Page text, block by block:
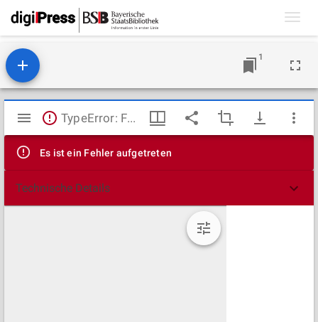
1
Mirador
Viewer
TypeError: Failed to fetch
Es ist ein Fehler aufgetreten
Technische Details